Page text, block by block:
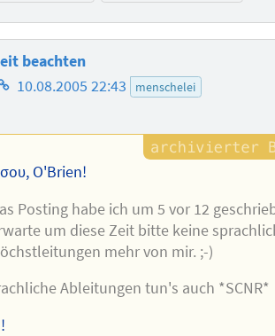
beachten
10.08.2005 22:43 menschelei
σου, O'Brien!
Posting habe ich um 5 vor 12
um diese Zeit bitte keine
mehr von mir. ;-)
Ableitungen tun's auch *SCNR*